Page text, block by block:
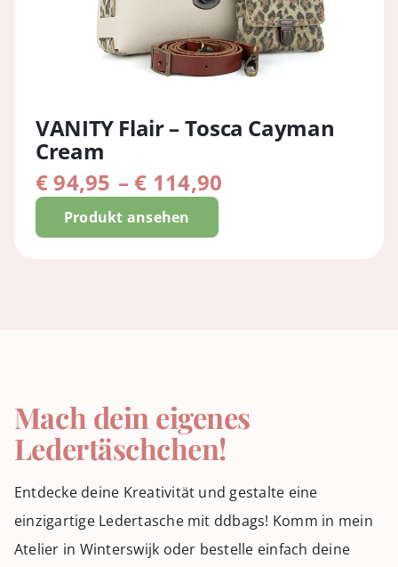
VANITY Flair – Tosca Cayman
Cream
Produkt ansehen
€94,95 –€ 114,90
Mach dein eigenes
Ledertäschchen!
Entdecke deine Kreativität und gestalte eine
einzigartige Ledertasche mit ddbags! Komm in mein
Atelier in Winterswijk oder bestelle einfach deine